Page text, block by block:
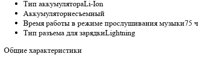
Тип аккумулятораLi-Ion
Аккумуляторнесъемный
Время работы в режиме прослушивания музыки75 ч
Тип разъема для зарядкиLightning
Общие характеристики